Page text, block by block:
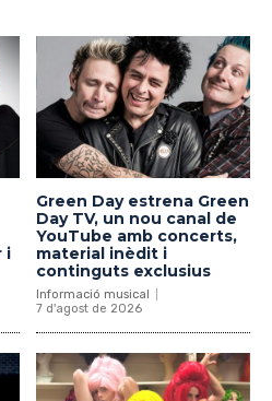
i
Green Day estrena Green
Day TV, un nou canal de
YouTube amb concerts,
material inèdit i
continguts exclusius
Informació musical
7 d'agost de 2026